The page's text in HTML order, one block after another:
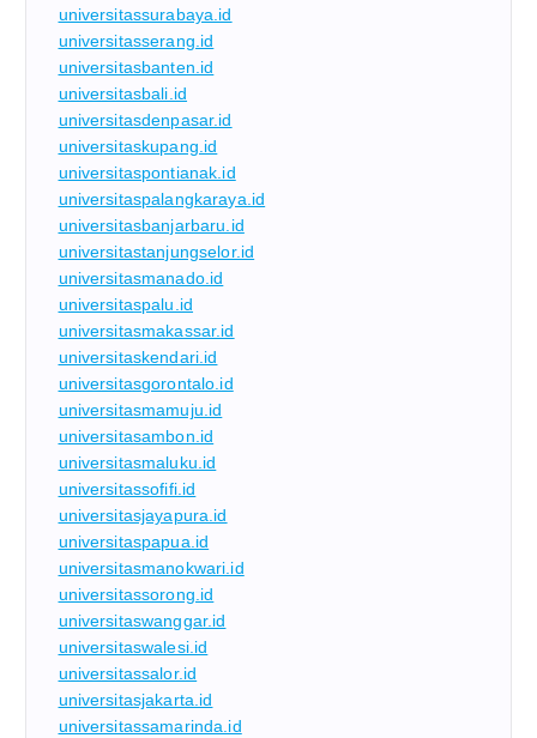
universitassurabaya.id
universitasserang.id
universitasbanten.id
universitasbali.id
universitasdenpasar.id
universitaskupang.id
universitaspontianak.id
universitaspalangkaraya.id
universitasbanjarbaru.id
universitastanjungselor.id
universitasmanado.id
universitaspalu.id
universitasmakassar.id
universitaskendari.id
universitasgorontalo.id
universitasmamuju.id
universitasambon.id
universitasmaluku.id
universitassofifi.id
universitasjayapura.id
universitaspapua.id
universitasmanokwari.id
universitassorong.id
universitaswanggar.id
universitaswalesi.id
universitassalor.id
universitasjakarta.id
universitassamarinda.id